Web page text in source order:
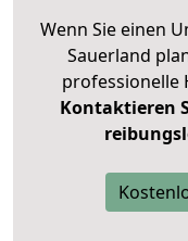
Wenn Sie einen
Sauerland
professionelle
Kontaktieren